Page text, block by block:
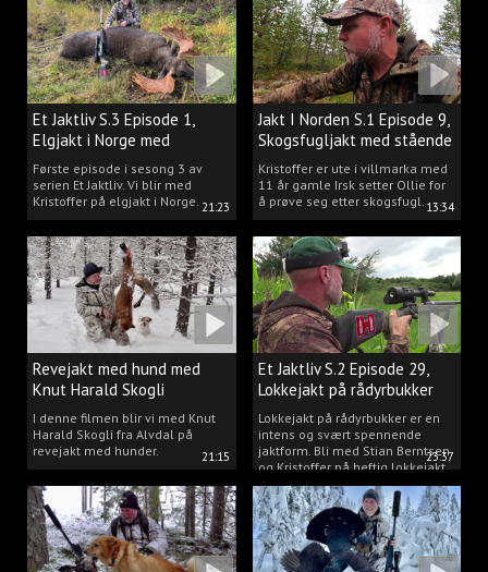
21:23
Et Jaktliv S.3 Episode 1,
Elgjakt i Norge med
Kristoffer Clausen
Første episode i sesong 3 av
serien Et Jaktliv. Vi blir med
Kristoffer på elgjakt i Norge.
13:34
Jakt I Norden S.1 Episode 9,
Skogsfugljakt med stående
hund.
Kristoffer er ute i villmarka med
11 år gamle Irsk setter Ollie for
å prøve seg etter skogsfugl.
21:15
Revejakt med hund med
Knut Harald Skogli
I denne filmen blir vi med Knut
Harald Skogli fra Alvdal på
revejakt med hunder.
23:37
Et Jaktliv S.2 Episode 29,
Lokkejakt på rådyrbukker
med Stian og Kristoffer
Lokkejakt på rådyrbukker er en
intens og svært spennende
jaktform. Bli med Stian Berntsen
og Kristoffer på heftig lokkejakt.